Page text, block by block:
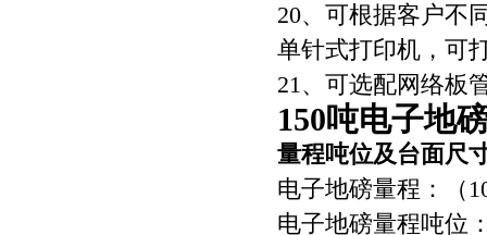
20、可根据客户不
单针式打印机，可
21、可选配网络板
150吨电子地
量程吨位及台面尺
电子地磅量程：（
电子地磅量程吨位